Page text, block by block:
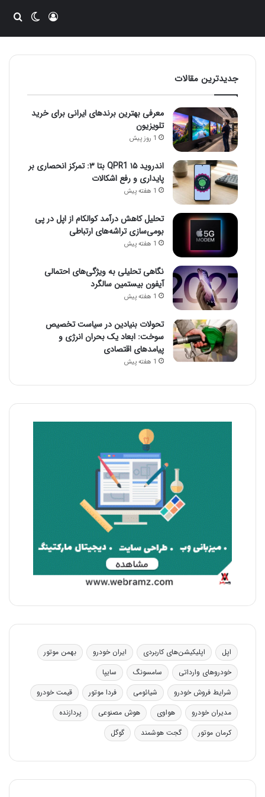
ورودتغییر
جدیدترین مقالات
معرفی بهترین برندهای ایرانی برای خرید
تلویزیون
1 روز پیش
اندروید ۱۵ QPR1 بتا ۳: تمرکز انحصاری بر
پایداری و رفع اشکالات
1 هفته پیش
تحلیل کاهش درآمد کوالکام از اپل در پی
بومی‌سازی تراشه‌های ارتباطی
1 هفته پیش
نگاهی تحلیلی به ویژگی‌های احتمالی
آیفون بیستمین سالگرد
1 هفته پیش
تحولات بنیادین در سیاست تخصیص
سوخت: ابعاد یک بحران انرژی و
پیامدهای اقتصادی
1 هفته پیش
اپل اپلیکیشن‌های کاربردی ایران خودرو
بهمن موتور
خودروهای وارداتی
سامسونگ
سایپا
شرایط فروش خودرو
شیائومی فردا موتور
قیمت خودرو
مدیران خودرو
هواوی هوش مصنوعی
پردازنده
کرمان موتور
گجت هوشمند گوگل